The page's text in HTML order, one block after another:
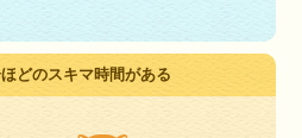
どのスキマ時間がある